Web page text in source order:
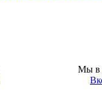
Мы в